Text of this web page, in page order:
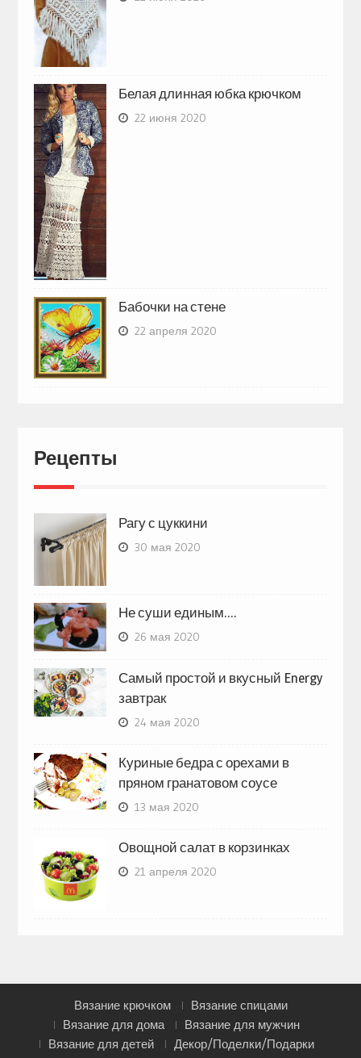
Белая длинная юбка крючком
22 июня 2020
Бабочки на стене
22 апреля 2020
Рецепты
Рагу с цуккини
30 мая 2020
Не суши единым….
26 мая 2020
Самый простой и вкусный Energy
завтрак
24 мая 2020
Куриные бедра с орехами в
пряном гранатовом соусе
13 мая 2020
Овощной салат в корзинках
21 апреля 2020
Вязание крючком
Вязание спицами
Вязание для дома
Вязание для мужчин
Вязание для детей
Декор/Поделки/Подарки